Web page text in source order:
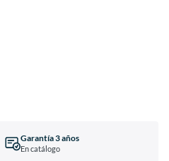
Garantía 3 años
En catálogo